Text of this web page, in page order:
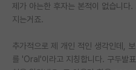
제가 아는한 후자는 본적이 없습니다
지는거죠.
추가적으로 제 개인 적인 생각인데,
를 'Oral'이라고 지칭합니다. 구두발